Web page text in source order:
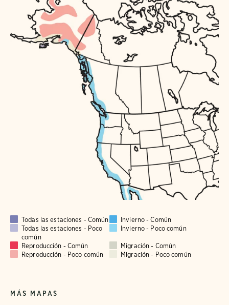
Todas las estaciones - Común
Invierno - Común
Todas las estaciones - Poco
común
Invierno - Poco común
Reproducción - Común
Migración - Común
Reproducción - Poco común
Migración - Poco común
MÁS MAPAS